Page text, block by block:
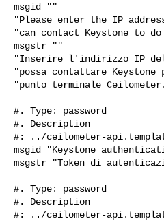
msgid ""
"Please enter the IP
"can contact Keystone to
msgstr ""
"Inserire l'indirizzo IP del
"possa contattare
"punto terminale
#. Type: password
#. Description
#: ../ceilometer-
msgid "Keystone
msgstr "Token di
#. Type: password
#. Description
#: ../ceilometer-